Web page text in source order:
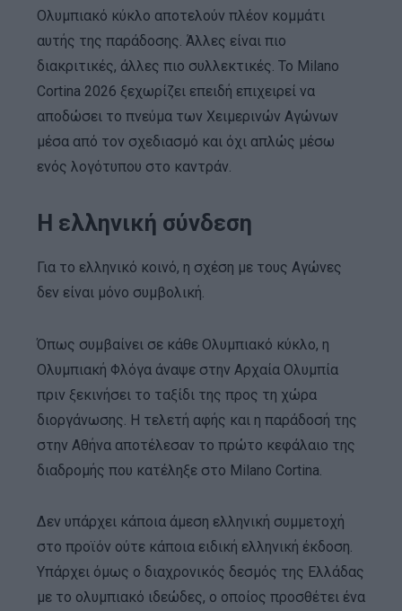
Ολυμπιακό κύκλο αποτελούν πλέον κομμάτι
αυτής της παράδοσης. Άλλες είναι πιο
διακριτικές, άλλες πιο συλλεκτικές. Το Milano
Cortina 2026 ξεχωρίζει επειδή επιχειρεί να
αποδώσει το πνεύμα των Χειμερινών Αγώνων
μέσα από τον σχεδιασμό και όχι απλώς μέσω
ενός λογότυπου στο καντράν.
Η ελληνική σύνδεση
Για το ελληνικό κοινό, η σχέση με τους Αγώνες
δεν είναι μόνο συμβολική.
Όπως συμβαίνει σε κάθε Ολυμπιακό κύκλο, η
Ολυμπιακή Φλόγα άναψε στην Αρχαία Ολυμπία
πριν ξεκινήσει το ταξίδι της προς τη χώρα
διοργάνωσης. Η τελετή αφής και η παράδοσή της
στην Αθήνα αποτέλεσαν το πρώτο κεφάλαιο της
διαδρομής που κατέληξε στο Milano Cortina.
Δεν υπάρχει κάποια άμεση ελληνική συμμετοχή
στο προϊόν ούτε κάποια ειδική ελληνική έκδοση.
Υπάρχει όμως ο διαχρονικός δεσμός της Ελλάδας
με το ολυμπιακό ιδεώδες, ο οποίος προσθέτει ένα